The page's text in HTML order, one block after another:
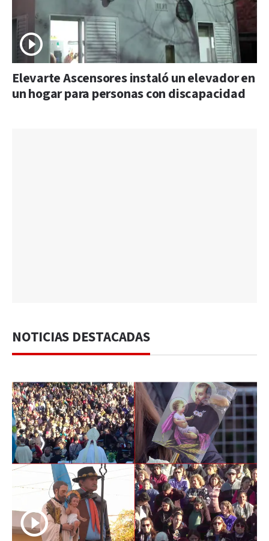
Elevarte Ascensores instaló un elevador en
un hogar para personas con discapacidad
NOTICIAS DESTACADAS